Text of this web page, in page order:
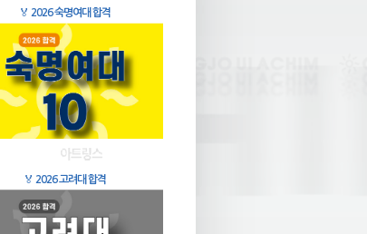
🏅 2026 숙명여대 합격
🏅 2026 고려대 합격